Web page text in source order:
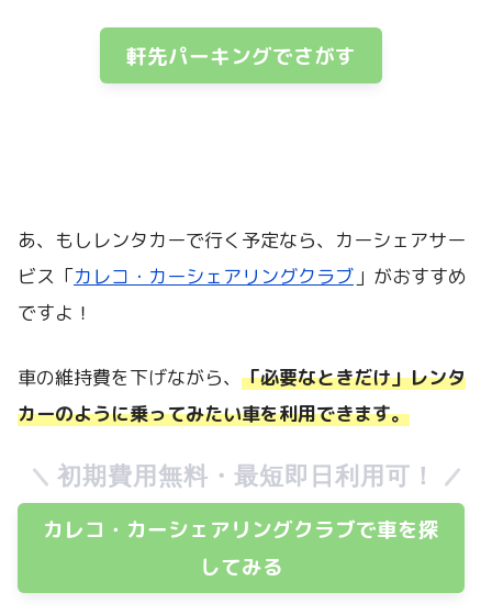
軒先パーキングでさがす
あ、もしレンタカーで行く予定なら、カーシェアサー
ビス「カレコ・カーシェアリングクラブ 」がおすすめ
ですよ！
車の維持費を下げながら、 「必要なときだけ」レンタ
カーのように乗ってみたい車を利用できます。
初期費用無料・最短即日利用可！
カレコ・カーシェアリングクラブで車を探
してみる